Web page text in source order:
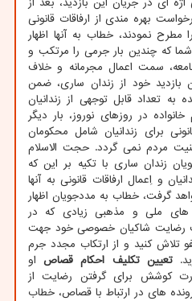
بهره مندی از ارفاقات قانونی
نمودند، خطاب به آنها اظهار
که چندین بار جرمی را مرتکب و
سمت اعمال مجرمانه و خلاف
بازدید خود از زندان ساری، ضمن
تعداد قابل توجهی از زندانیان
در روزهای نوروز، بار دیگر
برای زندانیان شامل محکومان
مردم نمی گردد. حجت الاسلام
زندان ساری با تکیه بر این که
و اِعمال ارفاقات قانونی به آنها
گرفت، خطاب به مددجویان اظهار
ملی و مذهبی زیادی که در
رضایت شاکیان خصوصی خود جهت
تلاش کنید و از ارتکاب مجدد جرم
تعیین تکلیف احکام قصاصاو
کوشش برای گرفتن رضایت از
های در ارتباط با قصاص، خطاب